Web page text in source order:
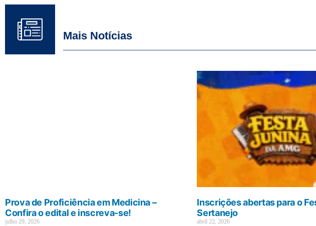
Mais Notícias
Prova de Proficiência em Medicina –
Confira o edital e inscreva-se!
julho 29, 2026
Inscrições abertas para o
Sertanejo
abril 22, 2026